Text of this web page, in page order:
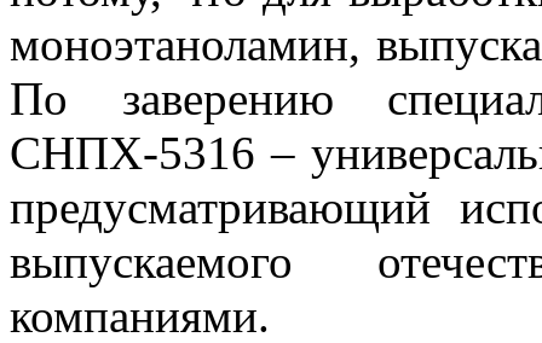
моноэтаноламин,
По заверению
СНПХ-5316 –
предусматривающий
выпускаемого
компаниями.